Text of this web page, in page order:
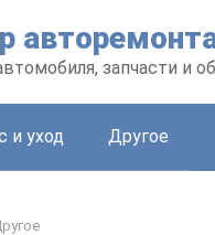
запчасти и
и уход Другое